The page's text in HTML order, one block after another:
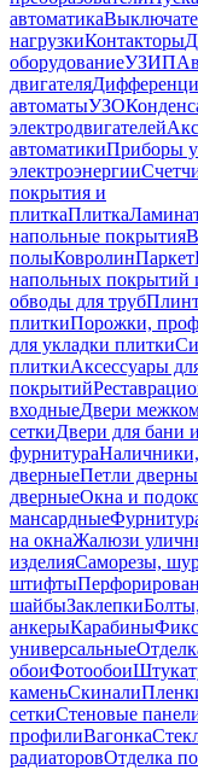
автоматика
нагрузкиКонтакторы
оборудованиеУЗИП
двигателя
автоматыУЗО
электродвигателей
автоматикиПриборы
электроэнергии
покрытия и
плиткаПлитка
напольные покрытия
полыКовролинПаркет
напольных покрытий
обводы для труб
плиткиПорожки,
для укладки плитки
плиткиАксессуары
покрытий
входныеДвери
сеткиДвери для бани
фурнитура
дверныеПетли
дверныеОкна и
мансардные
на окнаЖалюзи
изделияСаморезы,
штифты
шайбыЗаклепки
анкерыКарабины
универсальные
обоиФотообои
каменьСкинали
сеткиСтеновые
профилиВагонка
радиаторовОтделка